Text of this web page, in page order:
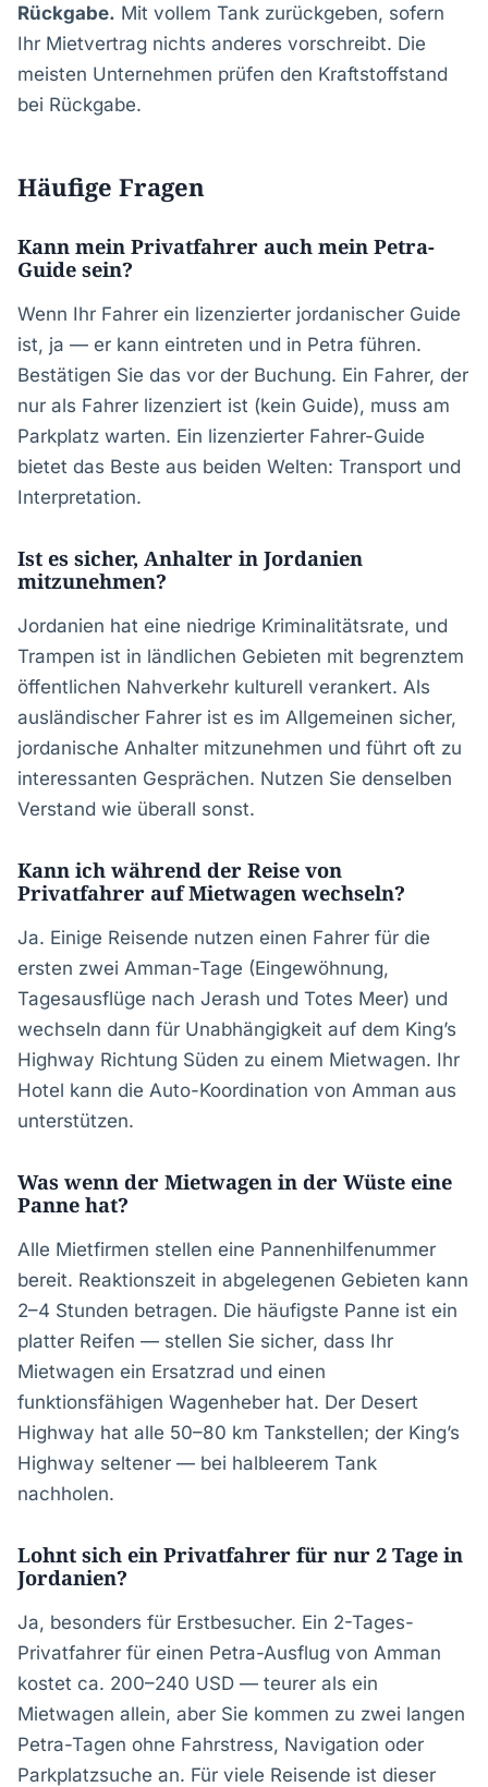
Rückgabe. Mit vollem Tank zurückgeben, sofern
Ihr Mietvertrag nichts anderes vorschreibt. Die
meisten Unternehmen prüfen den Kraftstoffstand
bei Rückgabe.
Häufige Fragen
Kann mein Privatfahrer auch mein Petra-
Guide sein?
Wenn Ihr Fahrer ein lizenzierter jordanischer Guide
ist, ja — er kann eintreten und in Petra führen.
Bestätigen Sie das vor der Buchung. Ein Fahrer, der
nur als Fahrer lizenziert ist (kein Guide), muss am
Parkplatz warten. Ein lizenzierter Fahrer-Guide
bietet das Beste aus beiden Welten: Transport und
Interpretation.
Ist es sicher, Anhalter in Jordanien
mitzunehmen?
Jordanien hat eine niedrige Kriminalitätsrate, und
Trampen ist in ländlichen Gebieten mit begrenztem
öffentlichen Nahverkehr kulturell verankert. Als
ausländischer Fahrer ist es im Allgemeinen sicher,
jordanische Anhalter mitzunehmen und führt oft zu
interessanten Gesprächen. Nutzen Sie denselben
Verstand wie überall sonst.
Kann ich während der Reise von
Privatfahrer auf Mietwagen wechseln?
Ja. Einige Reisende nutzen einen Fahrer für die
ersten zwei Amman-Tage (Eingewöhnung,
Tagesausflüge nach Jerash und Totes Meer) und
wechseln dann für Unabhängigkeit auf dem King’s
Highway Richtung Süden zu einem Mietwagen. Ihr
Hotel kann die Auto-Koordination von Amman aus
unterstützen.
Was wenn der Mietwagen in der Wüste eine
Panne hat?
Alle Mietfirmen stellen eine Pannenhilfenummer
bereit. Reaktionszeit in abgelegenen Gebieten kann
2–4 Stunden betragen. Die häufigste Panne ist ein
platter Reifen — stellen Sie sicher, dass Ihr
Mietwagen ein Ersatzrad und einen
funktionsfähigen Wagenheber hat. Der Desert
Highway hat alle 50–80 km Tankstellen; der King’s
Highway seltener — bei halbleerem Tank
nachholen.
Lohnt sich ein Privatfahrer für nur 2 Tage in
Jordanien?
Ja, besonders für Erstbesucher. Ein 2-Tages-
Privatfahrer für einen Petra-Ausflug von Amman
kostet ca. 200–240 USD — teurer als ein
Mietwagen allein, aber Sie kommen zu zwei langen
Petra-Tagen ohne Fahrstress, Navigation oder
Parkplatzsuche an. Für viele Reisende ist dieser